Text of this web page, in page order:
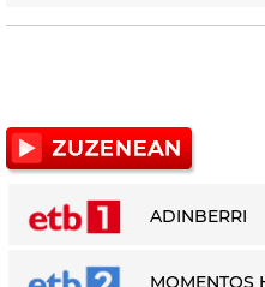
ADINBERRI
MOMENTOS